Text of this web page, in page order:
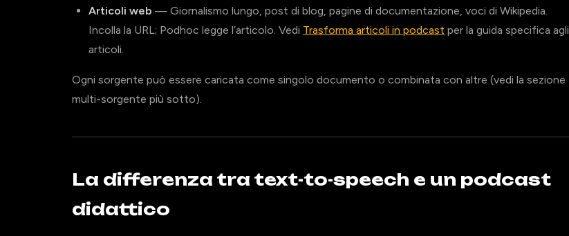
Articoli web — Giornalismo lungo, post di blog, pagine di documentazione, voci di Wikipedia.
Incolla la URL; Podhoc legge l’articolo. Vedi Trasforma articoli in podcast per la guida specifica agli
articoli.
Ogni sorgente può essere caricata come singolo documento o combinata con altre (vedi la sezione
multi-sorgente più sotto).
La differenza tra text-to-speech e un podcast
didattico